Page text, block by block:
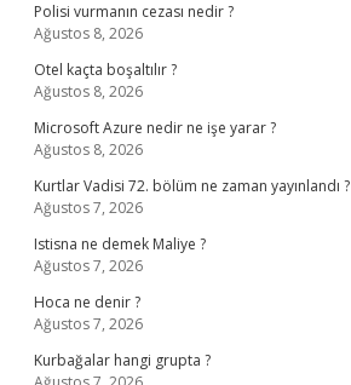
Polisi vurmanın cezası nedir ?
Ağustos 8, 2026
Otel kaçta boşaltılır ?
Ağustos 8, 2026
Microsoft Azure nedir ne işe yarar ?
Ağustos 8, 2026
Kurtlar Vadisi 72. bölüm ne zaman yayınlandı ?
Ağustos 7, 2026
Istisna ne demek Maliye ?
Ağustos 7, 2026
Hoca ne denir ?
Ağustos 7, 2026
Kurbağalar hangi grupta ?